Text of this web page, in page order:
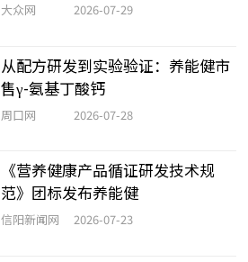
大众网 2026-07-29
从配方研发到实验验证：养能健市
售γ-氨基丁酸钙
周口网 2026-07-28
《营养健康产品循证研发技术规
范》团标发布养能健
信阳新闻网 2026-07-23